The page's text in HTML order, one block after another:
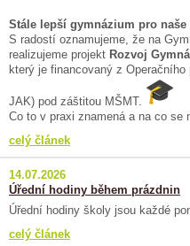
Stále lepší gymnázium pro
S radostí oznamujeme, že na
realizujeme projekt Rozvoj
který je financovaný z
JAK) pod záštitou MŠMT.
Co to v praxi znamená a na co se
celý článek
14.07.2026
Úřední hodiny během prázdnin
Úřední hodiny školy jsou každé
celý článek